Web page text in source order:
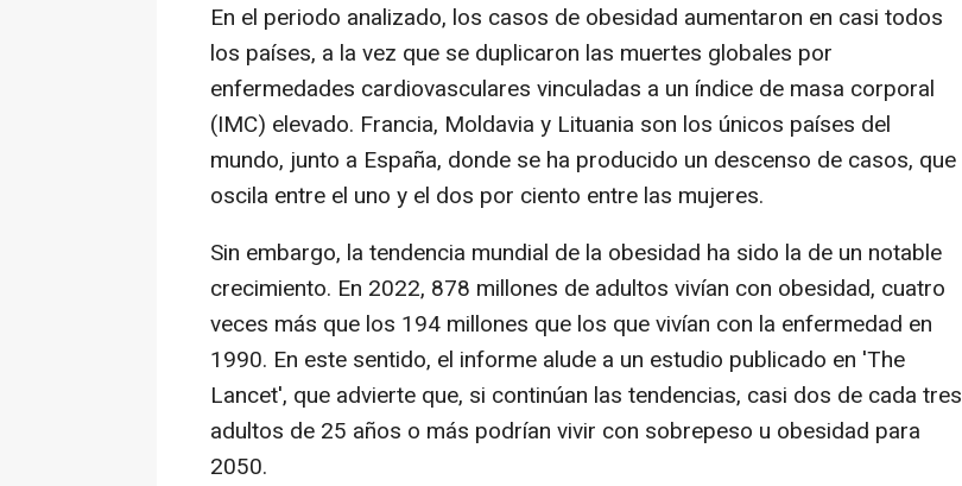
En el periodo analizado, los casos de obesidad aumentaron en casi todos
los países, a la vez que se duplicaron las muertes globales por
enfermedades cardiovasculares vinculadas a un índice de masa corporal
(IMC) elevado. Francia, Moldavia y Lituania son los únicos países del
mundo, junto a España, donde se ha producido un descenso de casos, que
oscila entre el uno y el dos por ciento entre las mujeres.
Sin embargo, la tendencia mundial de la obesidad ha sido la de un notable
crecimiento. En 2022, 878 millones de adultos vivían con obesidad, cuatro
veces más que los 194 millones que los que vivían con la enfermedad en
1990. En este sentido, el informe alude a un estudio publicado en 'The
Lancet', que advierte que, si continúan las tendencias, casi dos de cada tres
adultos de 25 años o más podrían vivir con sobrepeso u obesidad para
2050.